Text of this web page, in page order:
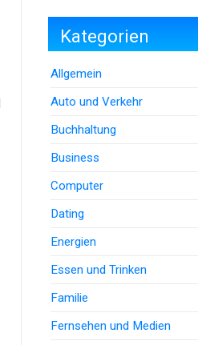
Kategorien
Allgemein
Auto und Verkehr
Buchhaltung
Business
Computer
Dating
Energien
Essen und Trinken
Familie
Fernsehen und Medien